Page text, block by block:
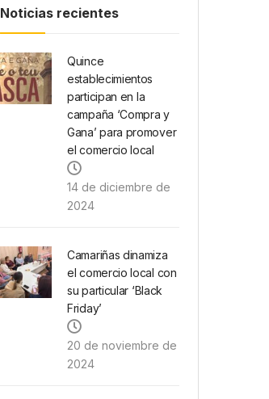
Noticias recientes
Quince
establecimientos
participan en la
campaña ‘Compra y
Gana’ para promover
el comercio local
14 de diciembre de
2024
Camariñas dinamiza
el comercio local con
su particular ‘Black
Friday’
20 de noviembre de
2024